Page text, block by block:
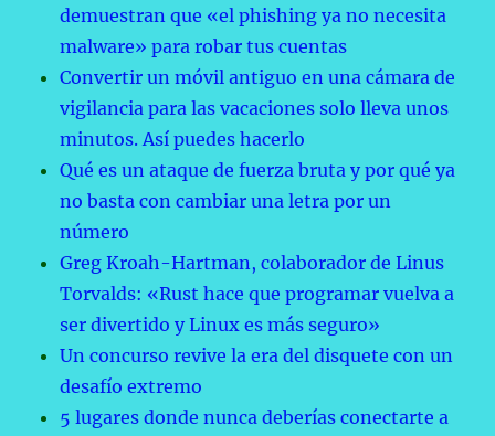
demuestran que «el phishing ya no necesita
malware» para robar tus cuentas
Convertir un móvil antiguo en una cámara de
vigilancia para las vacaciones solo lleva unos
minutos. Así puedes hacerlo
Qué es un ataque de fuerza bruta y por qué ya
no basta con cambiar una letra por un
número
Greg Kroah-Hartman, colaborador de Linus
Torvalds: «Rust hace que programar vuelva a
ser divertido y Linux es más seguro»
Un concurso revive la era del disquete con un
desafío extremo
5 lugares donde nunca deberías conectarte a